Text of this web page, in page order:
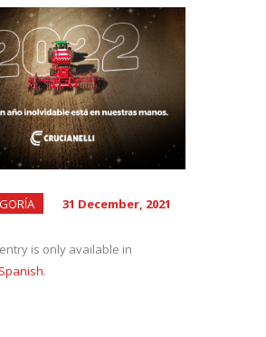
31 December, 2021
is only available in
.